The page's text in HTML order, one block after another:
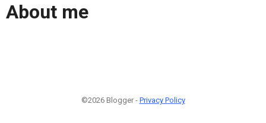
About me
©2026 Blogger - Privacy Policy